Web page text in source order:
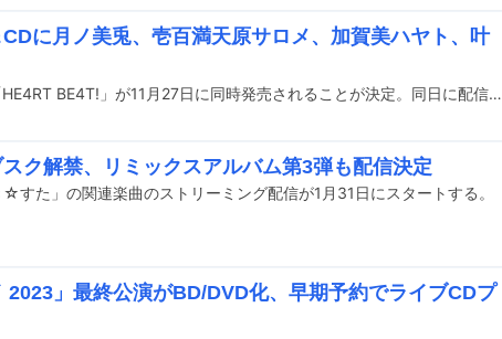
に月ノ美兎、壱百満天原サロメ、加賀美ハヤト、叶
にじさんじ初のアナログ盤 / CD「HE4RT BE4T!」が11月27日に同時発売されることが決定。同日に配信でもリリースされる。
ク解禁、リミックスアルバム第3弾も配信決定
すた」の関連楽曲のストリーミング配信が1月31日にスタートする。
」最終公演がBD/DVD化、早期予約でライブCDプ